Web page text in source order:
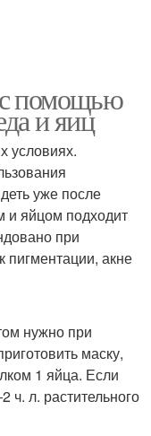
помощью
и яиц
условиях.
уже после
и яйцом подходит
при
пигментации, акне
нужно при
маску,
1 яйца. Если
ч. л. растительного